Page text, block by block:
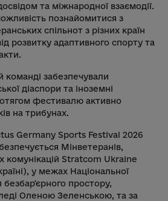
та міжнародної взаємодії.
познайомитися з
спільнот з різних країн
розвитку адаптивного спорту та
команді забезпечували
діаспори та іноземні
фестивалю активно
на трибунах.
Germany Sports Festival 2026
Мінветеранів,
комунікацій Stratcom Ukraine
у межах Національної
безбарʼєрного простору,
Оленою Зеленською, та за